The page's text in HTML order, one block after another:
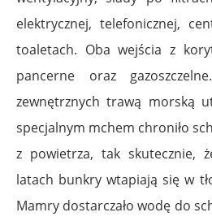
elektrycznej, telefonicznej,
toaletach. Oba wejścia z
pancerne oraz
zewnętrznych trawą morską
specjalnym mchem chroniło
z powietrza, tak skutecznie,
latach bunkry wtapiają się w
Mamry dostarczało wodę do